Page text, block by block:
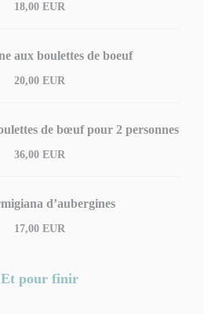
18,00 EUR
aux boulettes de boeuf
20,00 EUR
de bœuf pour 2 personnes
36,00 EUR
d’aubergines
17,00 EUR
Et pour finir